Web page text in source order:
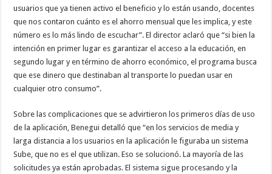
usuarios que ya tienen activo el beneficio y lo están usando, docentes
que nos contaron cuánto es el ahorro mensual que les implica, y este
número es lo más lindo de escuchar”. El director aclaró que “si bien la
intención en primer lugar es garantizar el acceso a la educación, en
segundo lugar y en término de ahorro económico, el programa busca
que ese dinero que destinaban al transporte lo puedan usar en
cualquier otro consumo”.
Sobre las complicaciones que se advirtieron los primeros días de uso
de la aplicación, Benegui detalló que “en los servicios de media y
larga distancia a los usuarios en la aplicación le figuraba un sistema
Sube, que no es el que utilizan. Eso se solucionó. La mayoría de las
solicitudes ya están aprobadas. El sistema sigue procesando y la